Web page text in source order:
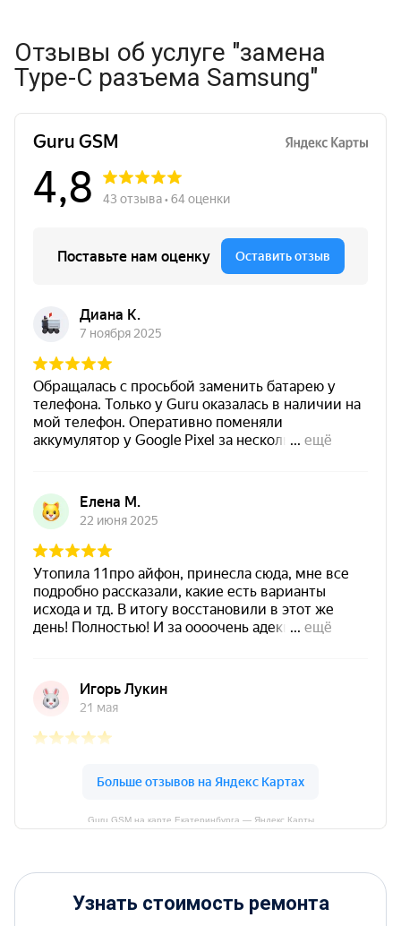
Отзывы об услуге "замена
Type-C разъема Samsung"
Guru GSM на карте Екатеринбурга — Яндекс Карты
Узнать стоимость ремонта